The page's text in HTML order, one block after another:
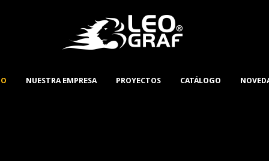
NUESTRA EMPRESA PROYECTOS CATÁLOGO